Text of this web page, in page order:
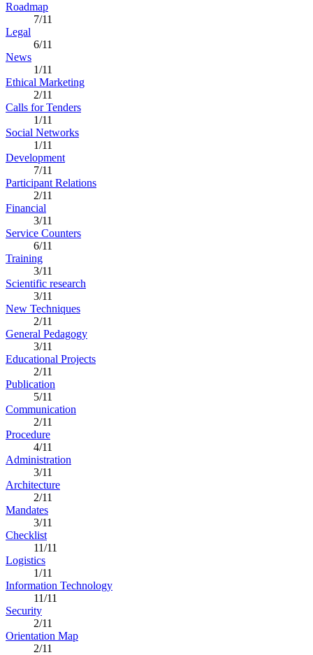
Roadmap
7/11
Legal
6/11
News
1/11
Ethical Marketing
2/11
Calls for Tenders
1/11
Social Networks
1/11
Development
7/11
Participant Relations
2/11
Financial
3/11
Service Counters
6/11
Training
3/11
Scientific research
3/11
New Techniques
2/11
General Pedagogy
3/11
Educational Projects
2/11
Publication
5/11
Communication
2/11
Procedure
4/11
Administration
3/11
Architecture
2/11
Mandates
3/11
Checklist
11/11
Logistics
1/11
Information Technology
11/11
Security
2/11
Orientation Map
2/11